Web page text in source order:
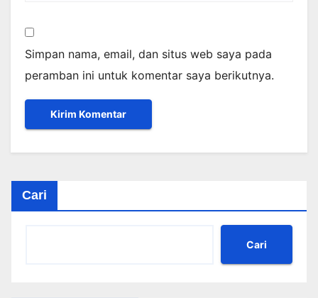
Simpan nama, email, dan situs web saya pada
peramban ini untuk komentar saya berikutnya.
Cari
Cari